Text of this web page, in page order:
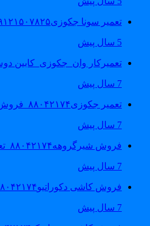
تعمیر سونا جکوزی۰۹۱۲۱۵۰۷۸۲۵#| Sauna | Jacuzzi
تعمیرکار وان_جکوزی_کابین دوش
تعمیر جکوزی۸۸۰۴۲۱۷۴_فروش وان جکوزی
فروش شیرگروهه۸۸۰۴۲۱۷۴_تعمیر شیرگروهه
فروش کاشی دکوراتیو۸۸۰۴۲۱۷۴_فروش کاشی بین کابینتی